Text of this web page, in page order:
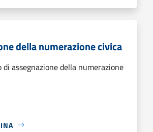
della numerazione civica
di assegnazione della numerazione